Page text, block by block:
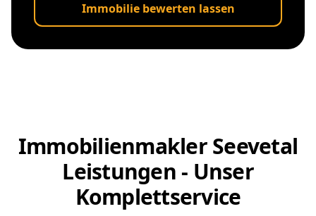
Immobilie bewerten lassen
Immobilienmakler Seevetal
Leistungen - Unser
Komplettservice